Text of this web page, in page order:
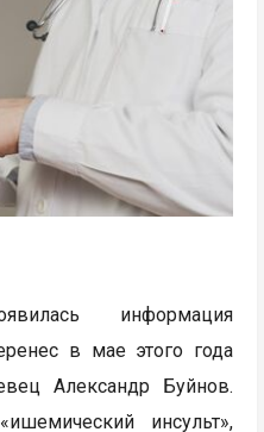
информация
в мае этого года
Александр Буйнов.
инсульт»,